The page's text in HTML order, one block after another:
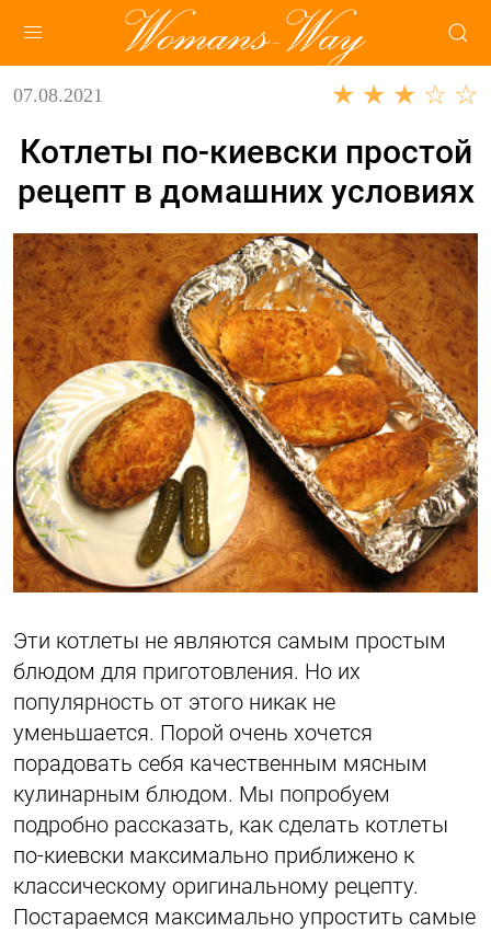
07.08.2021 ★ ★ ★ ☆ ☆
Котлеты по-киевски простой
рецепт в домашних условиях
Эти котлеты не являются самым простым
блюдом для приготовления. Но их
популярность от этого никак не
уменьшается. Порой очень хочется
порадовать себя качественным мясным
кулинарным блюдом. Мы попробуем
подробно рассказать, как сделать котлеты
по-киевски максимально приближено к
классическому оригинальному рецепту.
Постараемся максимально упростить самые